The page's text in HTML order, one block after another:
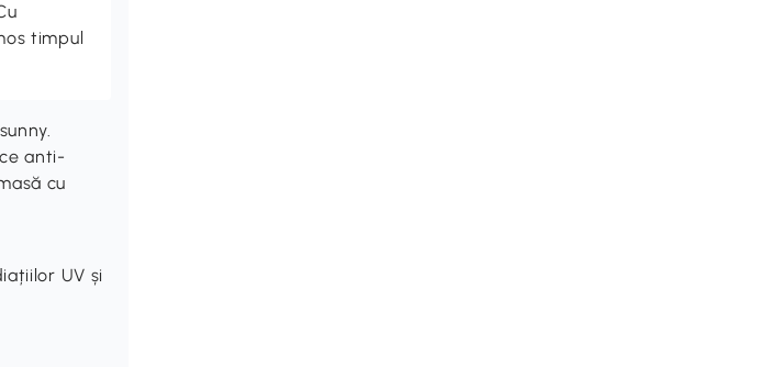
timpul
anti-
cu
UV și